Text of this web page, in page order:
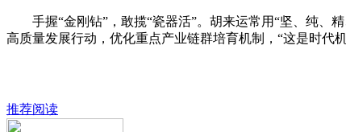
手握“金刚钻”，敢揽“瓷器活”。胡来运常用“坚、纯、
高质量发展行动，优化重点产业链群培育机制，“这是时代
推荐阅读